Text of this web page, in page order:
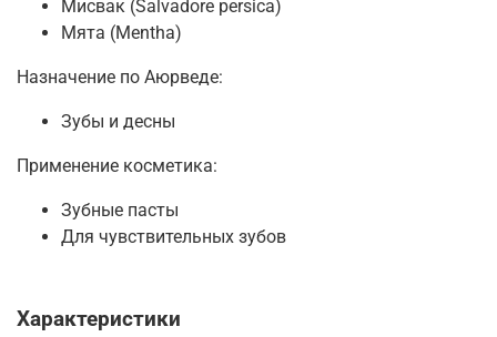
Мисвак (Salvadore persica)
Мята (Mentha)
Назначение по Аюрведе:
Зубы и десны
Применение косметика:
Зубные пасты
Для чувствительных зубов
Характеристики